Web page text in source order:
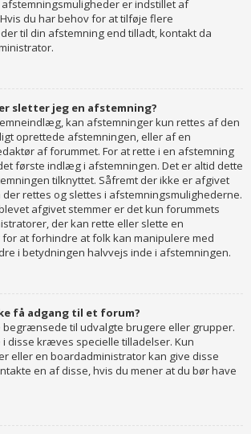
er indstillet af
du har behov for at tilføje flere
til din afstemning end tilladt, kontakt da
sletter jeg en afstemning?
kan afstemninger kun rettes af den
oprettede afstemningen, eller af en
af forummet. For at rette i en afstemning
første indlæg i afstemningen. Det er altid dette
tilknyttet. Såfremt der ikke er afgivet
rettes og slettes i afstemningsmulighederne.
afgivet stemmer er det kun forummets
der kan rette eller slette en
at forhindre at folk kan manipulere med
i betydningen halvvejs inde i afstemningen.
få adgang til et forum?
til udvalgte brugere eller grupper.
disse kræves specielle tilladelser. Kun
eller en boardadministrator kan give disse
en af disse, hvis du mener at du bør have